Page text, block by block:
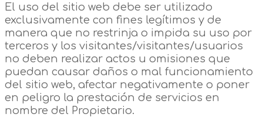
El uso del sitio web debe ser utilizado
exclusivamente con fines legítimos y de
manera que no restrinja o impida su uso por
terceros y los visitantes/visitantes/usuarios
no deben realizar actos u omisiones que
puedan causar daños o mal funcionamiento
del sitio web, afectar negativamente o poner
en peligro la prestación de servicios en
nombre del Propietario.